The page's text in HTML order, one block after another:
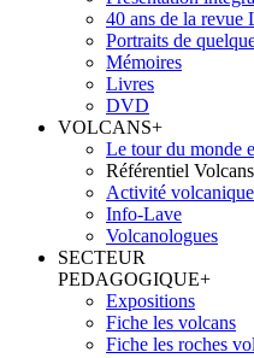
40 ans de la revue
Portraits de
Mémoires
Livres
DVD
VOLCANS+
Le tour du monde
Référentiel Volcans
Activité volcanique
Info-Lave
Volcanologues
SECTEUR
PEDAGOGIQUE+
Expositions
Fiche les volcans
Fiche les roches